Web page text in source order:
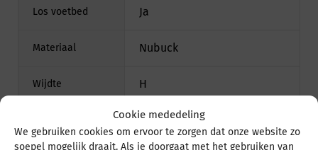
Cookie mededeling
We gebruiken cookies om ervoor te zorgen dat onze website zo
soepel mogelijk draait. Als je doorgaat met het gebruiken van
Los voetbed Ja
Materiaal Nubuck
Wijdte H